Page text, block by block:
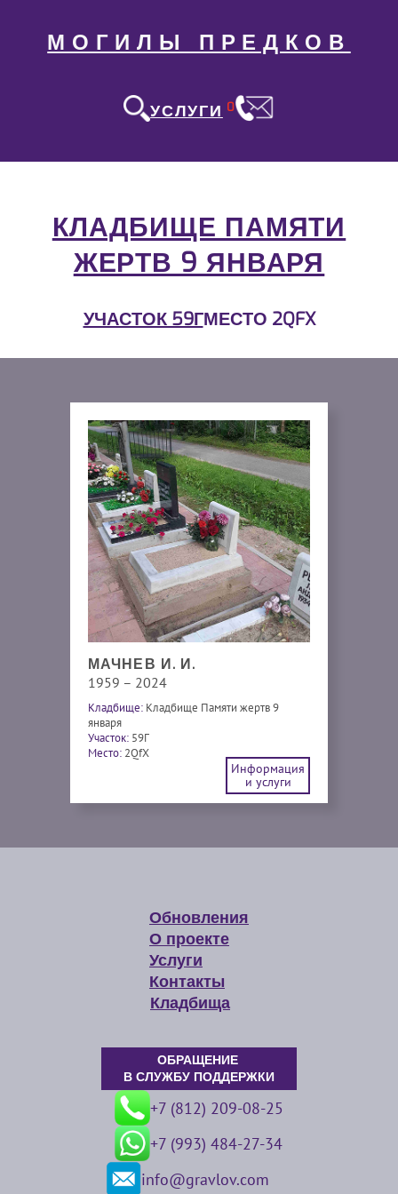
МОГИЛЫ ПРЕДКОВ
УСЛУГИ 0
КЛАДБИЩЕ ПАМЯТИ
ЖЕРТВ 9 ЯНВАРЯ
УЧАСТОК 59ГМЕСТО 2QFX
МАЧНЕВ И. И.
1959 – 2024
Кладбище: Кладбище Памяти жертв 9
января
Участок: 59Г
Место: 2QfX
Информация
и услуги
Обновления
О проекте
Услуги
Контакты
Кладбища
ОБРАЩЕНИЕ
В СЛУЖБУ ПОДДЕРЖКИ
+7 (812) 209-08-25
+7 (993) 484-27-34
info@gravlov.com